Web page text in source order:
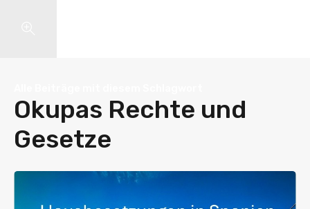
Okupas Rechte und
Gesetze